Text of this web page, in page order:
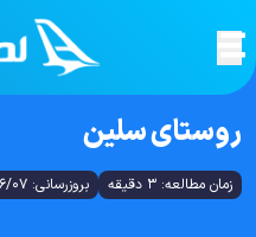
روستای سلین
زمان مطالعه: 3 دقیقه بروزرسانی: 1403/06/07